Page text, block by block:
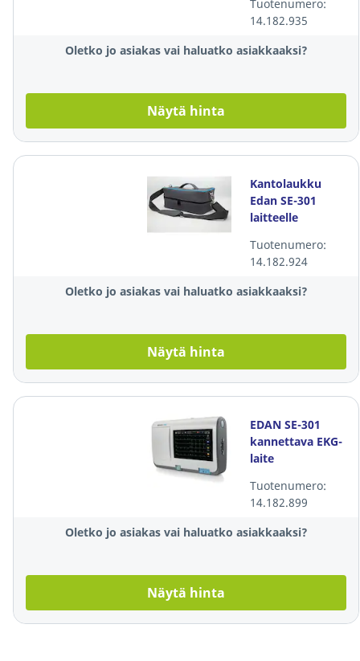
Tuotenumero:
14.182.935
Oletko jo asiakas vai haluatko asiakkaaksi?
Näytä hinta
Kantolaukku
Edan SE-301
laitteelle
Tuotenumero:
14.182.924
Oletko jo asiakas vai haluatko asiakkaaksi?
Näytä hinta
EDAN SE-301
kannettava EKG-
laite
Tuotenumero:
14.182.899
Oletko jo asiakas vai haluatko asiakkaaksi?
Näytä hinta